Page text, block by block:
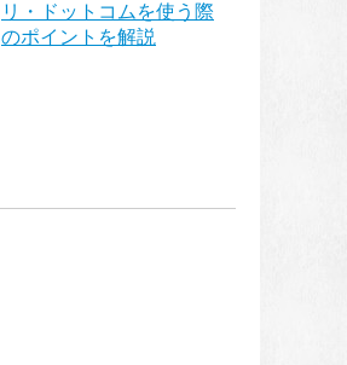
リ・ドットコムを使う際
のポイントを解説